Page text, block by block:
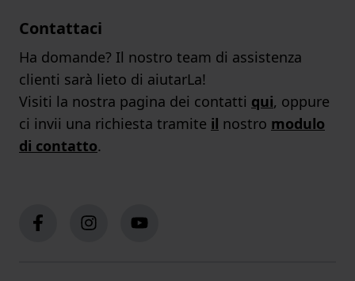
Contattaci
Ha domande? Il nostro team di assistenza
clienti sarà lieto di aiutarLa!
Visiti la nostra pagina dei contatti qui, oppure
ci invii una richiesta tramite il nostro modulo
di contatto.